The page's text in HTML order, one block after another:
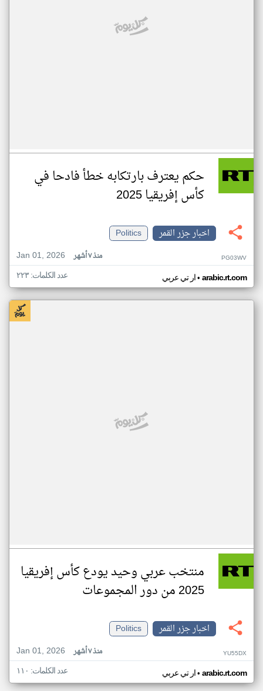
حكم يعترف بارتكابه خطأ فادحا في
كأس إفريقيا 2025
اخبار جزر القمر
Politics
Jan 01, 2026
منذ ٧ أشهر PG03WV
ار تي عربي• arabic.rt.com عدد الكلمات: ٢٢٣
منتخب عربي وحيد يودع كأس إفريقيا
2025 من دور المجموعات
اخبار جزر القمر
Politics
Jan 01, 2026
منذ ٧ أشهر YU55DX
ار تي عربي• arabic.rt.com عدد الكلمات: ١١٠